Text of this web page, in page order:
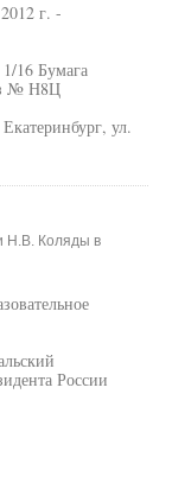
г. -
16 Бумага
№ Н8Ц
ул.
Н.В. Коляды в
России